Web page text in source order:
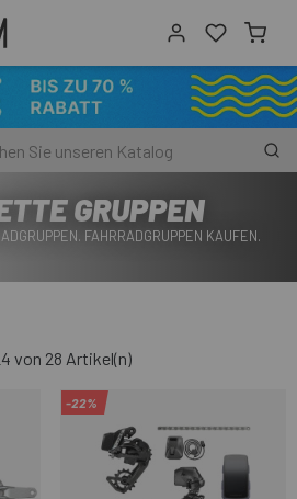
GRUPPEN
FAHRRADGRUPPEN KAUFEN.
von 28 Artikel(n)
-22%